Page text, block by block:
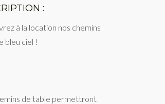
:
à la location nos chemins
bleu ciel !
de table permettront